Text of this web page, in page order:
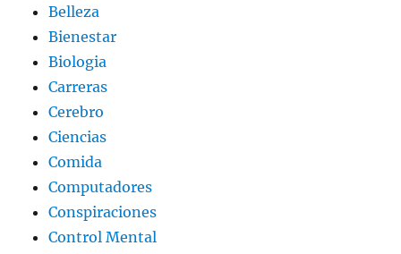
Belleza
Bienestar
Biologia
Carreras
Cerebro
Ciencias
Comida
Computadores
Conspiraciones
Control Mental